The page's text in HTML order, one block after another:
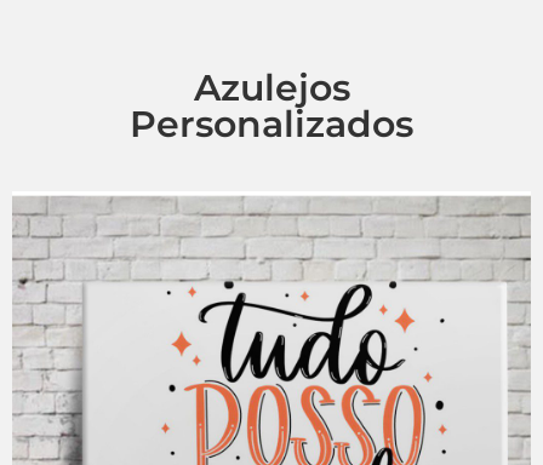
Azulejos
Personalizados